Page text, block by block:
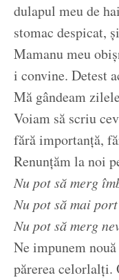
dulapul meu de
stomac despicat,
Mamanu meu
i convine. Detest
Mă gândeam
Voiam să scriu
fără importanță,
Renunțăm la noi
Nu pot să merg
Nu pot să mai
Nu pot să merg
Ne impunem
părerea celorlalți.